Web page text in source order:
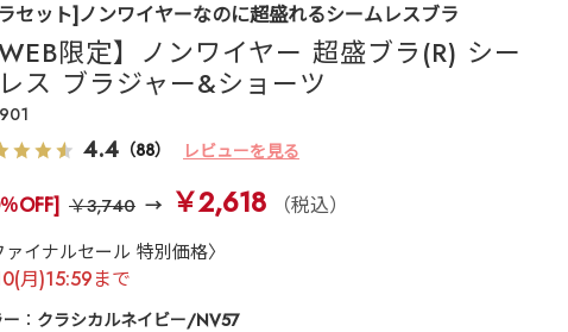
セット]ノンワイヤーなのに超盛れるシームレスブラ
WEB限定】ノンワイヤー 超盛ブラ(R) シー
ス ブラジャー&ショーツ
4.4 （88） レビューを見る
OFF] ￥3,740 ￥2,618 （税込）
ァイナルセール 特別価格〉
月)15:59まで
クラシカルネイビー/NV57